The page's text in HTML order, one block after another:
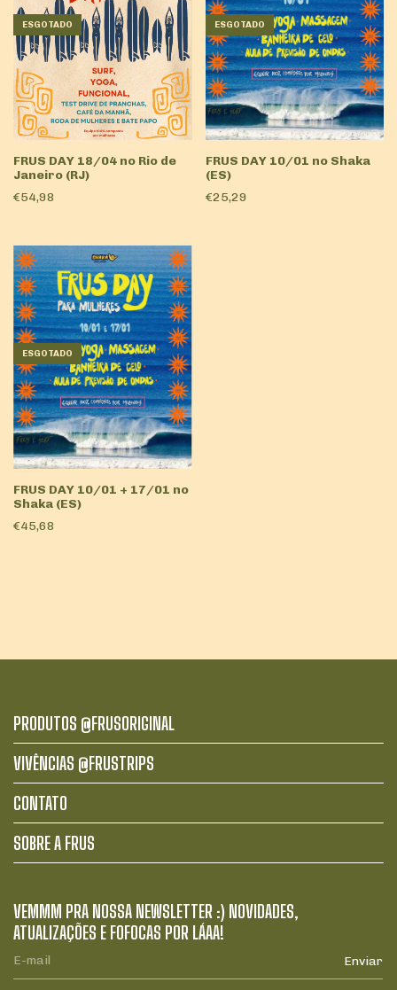
ESGOTADO
FRUS DAY 18/04 no Rio de
Janeiro (RJ)
€54,98
ESGOTADO
FRUS DAY 10/01 no Shaka
(ES)
€25,29
ESGOTADO
FRUS DAY 10/01 + 17/01 no
Shaka (ES)
€45,68
PRODUTOS @FRUSORIGINAL
VIVÊNCIAS @FRUSTRIPS
CONTATO
SOBRE A FRUS
VEMMM PRA NOSSA NEWSLETTER :) NOVIDADES,
ATUALIZAÇÕES E FOFOCAS POR LÁAA!